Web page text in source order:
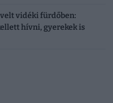
vidéki fürdőben:
hívni, gyerekek is